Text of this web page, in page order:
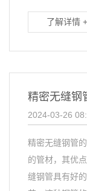
了解详情 +
精密无缝钢
2024-03-26
精密无缝钢管
的管材，其优
缝钢管具有好